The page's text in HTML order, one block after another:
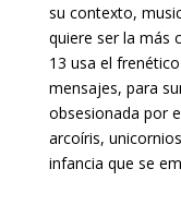
su contexto,
quiere ser la más
13 usa el
mensajes, para
obsesionada por
arcoíris,
infancia que se